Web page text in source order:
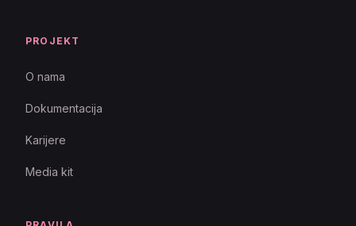
PROJEKT
O nama
Dokumentacija
Karijere
Media kit